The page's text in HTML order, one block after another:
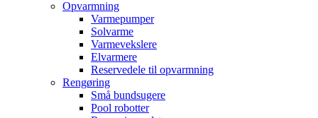
Opvarmning
Varmepumper
Solvarme
Varmevekslere
Elvarmere
Reservedele til opvarmning
Rengøring
Små bundsugere
Pool robotter